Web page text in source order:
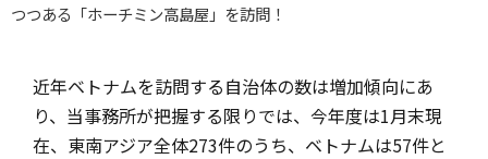
つつある「ホーチミン高島屋」を訪問！
近年ベトナムを訪問する自治体の数は増加傾向にあ
り、当事務所が把握する限りでは、今年度は1月末現
在、東南アジア全体273件のうち、ベトナムは57件と